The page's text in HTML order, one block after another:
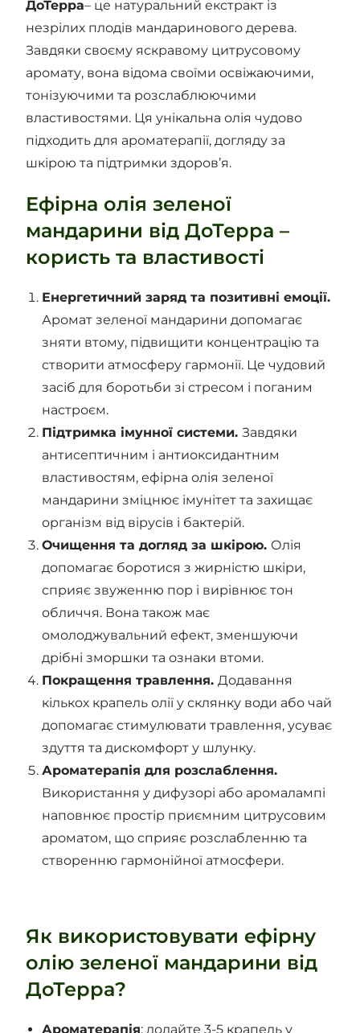
ДоТерра– це натуральний екстракт із
незрілих плодів мандаринового дерева.
Завдяки своєму яскравому цитрусовому
аромату, вона відома своїми освіжаючими,
тонізуючими та розслаблюючими
властивостями. Ця унікальна олія чудово
підходить для ароматерапії, догляду за
шкірою та підтримки здоров’я.
Ефірна олія зеленої
мандарини від ДоТерра –
користь та властивості
Енергетичний заряд та позитивні емоції.
Аромат зеленої мандарини допомагає
зняти втому, підвищити концентрацію та
створити атмосферу гармонії. Це чудовий
засіб для боротьби зі стресом і поганим
настроєм.
Підтримка імунної системи.Завдяки
антисептичним і антиоксидантним
властивостям, ефірна олія зеленої
мандарини зміцнює імунітет та захищає
організм від вірусів і бактерій.
Очищення та догляд за шкірою. Олія
допомагає боротися з жирністю шкіри,
сприяє звуженню пор і вирівнює тон
обличчя. Вона також має
омолоджувальний ефект, зменшуючи
дрібні зморшки та ознаки втоми.
Покращення травлення. Додавання
кількох крапель олії у склянку води або чай
допомагає стимулювати травлення, усуває
здуття та дискомфорт у шлунку.
Ароматерапія для розслаблення.
Використання у дифузорі або аромалампі
наповнює простір приємним цитрусовим
ароматом, що сприяє розслабленню та
створенню гармонійної атмосфери.
Як використовувати ефірну
олію зеленої мандарини від
ДоТерра?
Ароматерапія: додайте 3-5 крапель у